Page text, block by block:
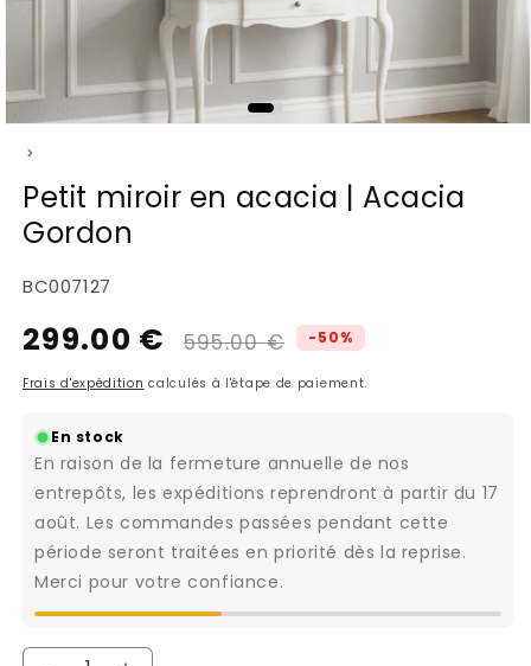
média
dans
fenêtre
modale
>
Petit miroir en acacia | Acacia
Gordon
SKU:
BC007127
Prix
299.00 €
Prix
595.00 € -50%
Frais d'expédition calculés à l'étape de paiement.
En stock
En raison de la fermeture annuelle de nos
entrepôts, les expéditions reprendront à partir du 17
août. Les commandes passées pendant cette
période seront traitées en priorité dès la reprise.
Merci pour votre confiance.